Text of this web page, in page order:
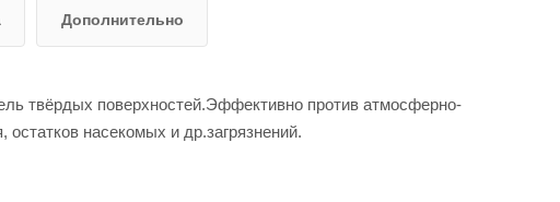
Дополнительно
твёрдых поверхностей.Эффективно против атмосферно-
остатков насекомых и др.загрязнений.